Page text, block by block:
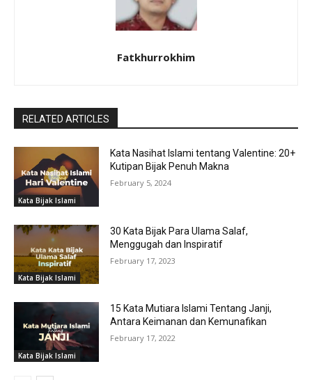
Fatkhurrokhim
RELATED ARTICLES
Kata Bijak Islami
Kata Nasihat Islami tentang Valentine: 20+
Kutipan Bijak Penuh Makna
February 5, 2024
Kata Bijak Islami
30 Kata Bijak Para Ulama Salaf,
Menggugah dan Inspiratif
February 17, 2023
Kata Bijak Islami
15 Kata Mutiara Islami Tentang Janji,
Antara Keimanan dan Kemunafikan
February 17, 2022